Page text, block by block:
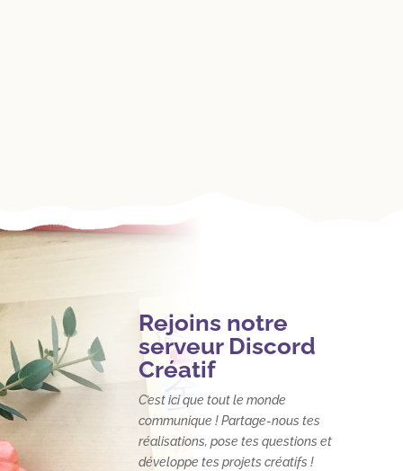

Rejoins notre
serveur Discord
Créatif
C’est ici que tout le monde
communique ! Partage-nous tes
réalisations, pose tes questions et
développe tes projets créatifs !